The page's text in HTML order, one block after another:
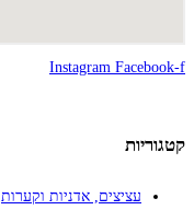
Instagram Facebook-f
קטגוריות
עציצים, אדניות וקערות